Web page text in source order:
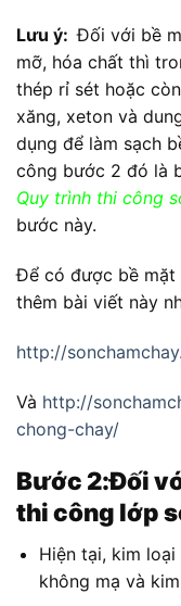
Lưu ý:Đối với bề
mỡ, hóa chất thì
thép rỉ sét hoặc
xăng, xeton và
dụng để làm sạch
công bước 2 đó là
Quy trình thi công
bước này.
Để có được bề mặt
thêm bài viết này
http://
Và http://
chong-chay/
Bước 2:Đối
thi công lớp
Hiện tại, kim
không mạ và